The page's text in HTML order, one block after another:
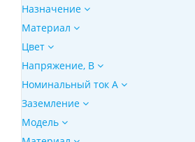
Назначение
Материал
Цвет
Напряжение, B
Номинальный ток А
Заземление
Модeль